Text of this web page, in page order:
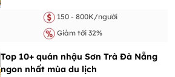
150 - 800K/người
Giảm tới 32%
Top 10+ quán nhậu Sơn Trà Đà Nẵng
ngon nhất mùa du lịch